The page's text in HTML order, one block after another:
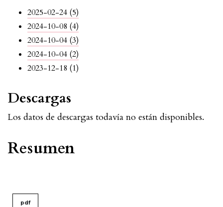
2025-02-24 (5)
2024-10-08 (4)
2024-10-04 (3)
2024-10-04 (2)
2023-12-18 (1)
Resumen
pdf
Descargas
Los datos de descargas todavía no están disponibles.